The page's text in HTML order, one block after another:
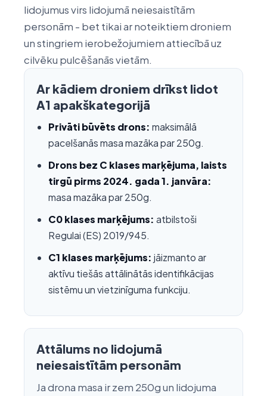
lidojumus virs lidojumā neiesaistītām
personām - bet tikai ar noteiktiem droniem
un stingriem ierobežojumiem attiecībā uz
cilvēku pulcēšanās vietām.
Ar kādiem droniem drīkst lidot
A1 apakškategorijā
Privāti būvēts drons: maksimālā
pacelšanās masa mazāka par 250g.
Drons bez C klases marķējuma, laists
tirgū pirms 2024. gada 1. janvāra:
masa mazāka par 250g.
C0 klases marķējums: atbilstoši
Regulai (ES) 2019/945.
C1 klases marķējums: jāizmanto ar
aktīvu tiešās attālinātās identifikācijas
sistēmu un vietzinīguma funkciju.
Attālums no lidojumā
neiesaistītām personām
Ja drona masa ir zem 250g un lidojuma